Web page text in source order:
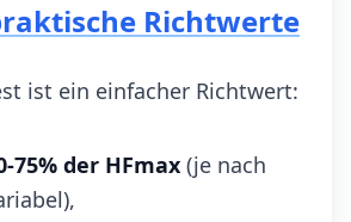
Richtwerte
ist ein einfacher Richtwert:
75% der HFmax (je nach